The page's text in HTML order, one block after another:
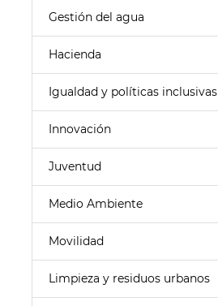
Gestión del agua
Hacienda
Igualdad y políticas inclusivas
Innovación
Juventud
Medio Ambiente
Movilidad
Limpieza y residuos urbanos